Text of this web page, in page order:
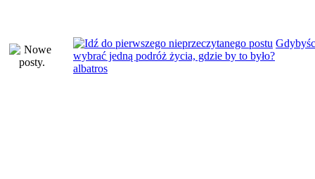
wybrać jedną podróż życia, gdzie by to było?
albatros